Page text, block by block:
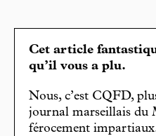
Cet article
qu’il vous a plu.
Nous, c’est CQFD,
journal marseillais du
férocement